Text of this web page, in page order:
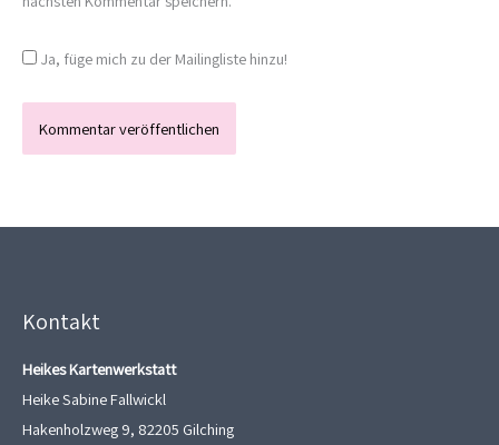
Ja, füge mich zu der Mailingliste hinzu!
Kontakt
Heikes Kartenwerkstatt
Heike Sabine Fallwickl
Hakenholzweg 9, 82205 Gilching